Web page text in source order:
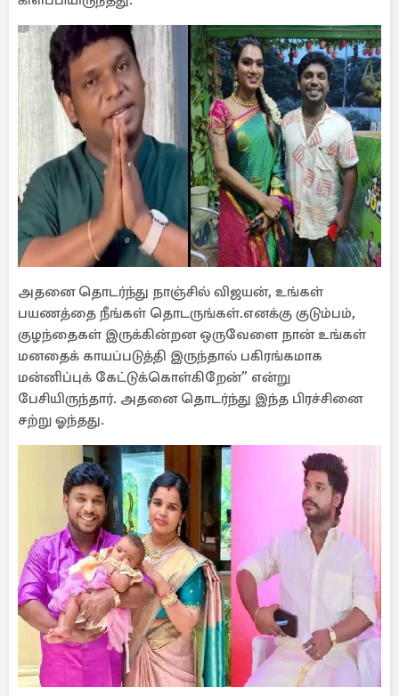
அதனை தொடர்ந்து நாஞ்சில் விஜயன், உங்கள்
பயணத்தை நீங்கள் தொடருங்கள்.எனக்கு குடும்பம்,
குழந்தைகள் இருக்கின்றன ஒருவேளை நான் உங்கள்
மனதைக் காயப்படுத்தி இருந்தால் பகிரங்கமாக
மன்னிப்புக் கேட்டுக்கொள்கிறேன்” என்று
பேசியிருந்தார். அதனை தொடர்ந்து இந்த பிரச்சினை
சற்று ஓந்தது.